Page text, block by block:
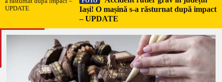
Iași! O mașină s-a răsturnat după impact
– UPDATE